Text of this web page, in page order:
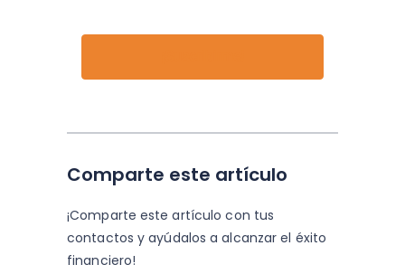
Comparte este artículo
¡Comparte este artículo con tus
contactos y ayúdalos a alcanzar el éxito
financiero!